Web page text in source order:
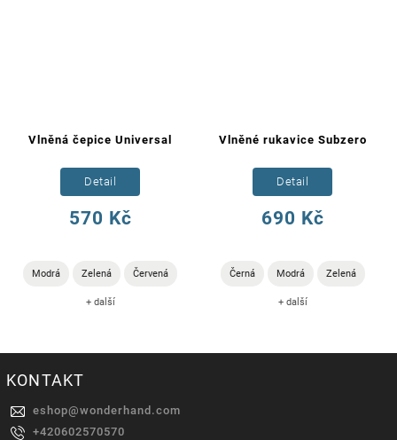
Vlněná čepice Universal
570 Kč
Detail
Modrá Zelená Červená
+ další
Vlněné rukavice Subzero
690 Kč
Detail
Černá Modrá Zelená
+ další
KONTAKT
eshop@wonderhand.com
+420602570570